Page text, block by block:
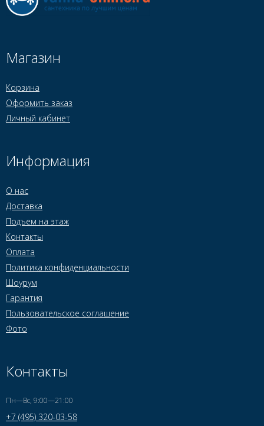
Магазин
Корзина
Оформить заказ
Личный кабинет
Информация
О нас
Доставка
Подъем на этаж
Контакты
Оплата
Политика конфиденциальности
Шоурум
Гарантия
Пользовательское соглашение
Фото
Контакты
Пн—Вс, 9:00—21:00
+7 (495) 320-03-58